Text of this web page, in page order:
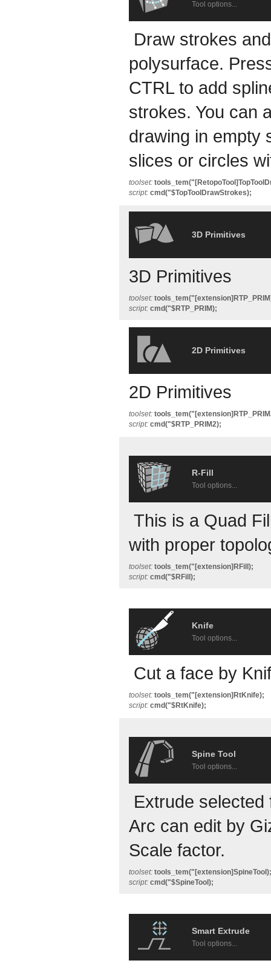
Tool options...
Draw strokes
polysurface.
CTRL to add
strokes. You can
drawing in empty
slices or circles
toolset:
script: cmd("$TopToolDrawStrokes);
3D Primitives
3D Primitives
toolset:
script: cmd("$RTP_PRIM);
2D Primitives
2D Primitives
toolset:
script: cmd("$RTP_PRIM2);
R-Fill
Tool options...
This is a Quad
with proper
toolset: tools_tem("[extension]RFill);
script: cmd("$RFill);
Knife
Tool options...
Cut a face by
toolset: tools_tem("[extension]RtKnife);
script: cmd("$RtKnife);
Spine Tool
Tool options...
Extrude selected
Arc can edit by
Scale factor.
toolset: tools_tem("[extension]SpineTool);
script: cmd("$SpineTool);
Smart Extrude
Tool options...